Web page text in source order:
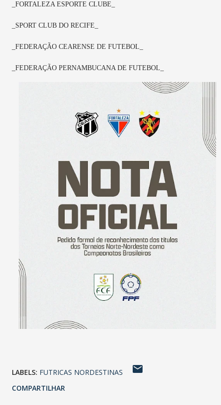
_FORTALEZA ESPORTE CLUBE_
_SPORT CLUB DO RECIFE_
_FEDERAÇÃO CEARENSE DE FUTEBOL_
_FEDERAÇÃO PERNAMBUCANA DE FUTEBOL_
LABELS: FUTRICAS NORDESTINAS
COMPARTILHAR